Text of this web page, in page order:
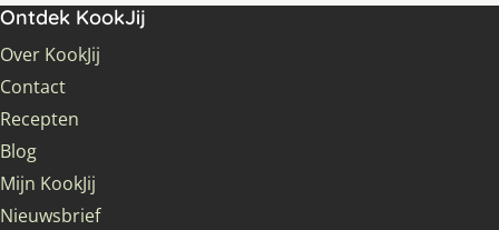
Ontdek KookJij
Over KookJij
Contact
Recepten
Blog
Mijn KookJij
Nieuwsbrief